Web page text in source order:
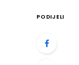
PODIJELI